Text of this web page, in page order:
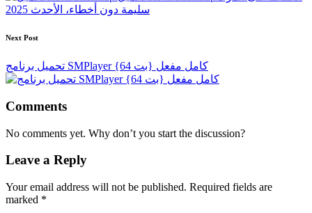
سليمة دون أخطاء، الأحدث 2025
Next Post
تحميل برنامج SMPlayer {64 بت} كامل مفعل
Comments
No comments yet. Why don’t you start the discussion?
Leave a Reply
Your email address will not be published. Required fields are
marked *